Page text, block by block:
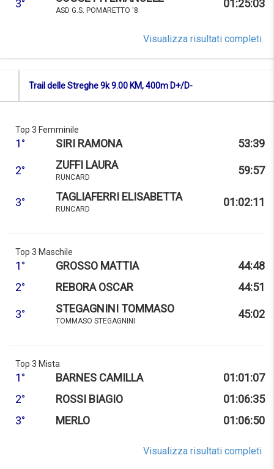
3°
ASD G.S. POMARETTO '8
01:25:03
Visualizza risultati completi
Trail delle Streghe 9k 9.00 KM, 400m D+/D-
Top 3 Femminile
1° SIRI RAMONA 53:39
2° ZUFFI LAURA
RUNCARD
59:57
3° TAGLIAFERRI ELISABETTA
RUNCARD
01:02:11
Top 3 Maschile
1° GROSSO MATTIA
44:48
2°
REBORA OSCAR 44:51
3° STEGAGNINI TOMMASO
TOMMASO STEGAGNINI
45:02
Top 3 Mista
1° BARNES CAMILLA
01:01:07
2°
ROSSI BIAGIO
01:06:35
3°
MERLO 01:06:50
Visualizza risultati completi